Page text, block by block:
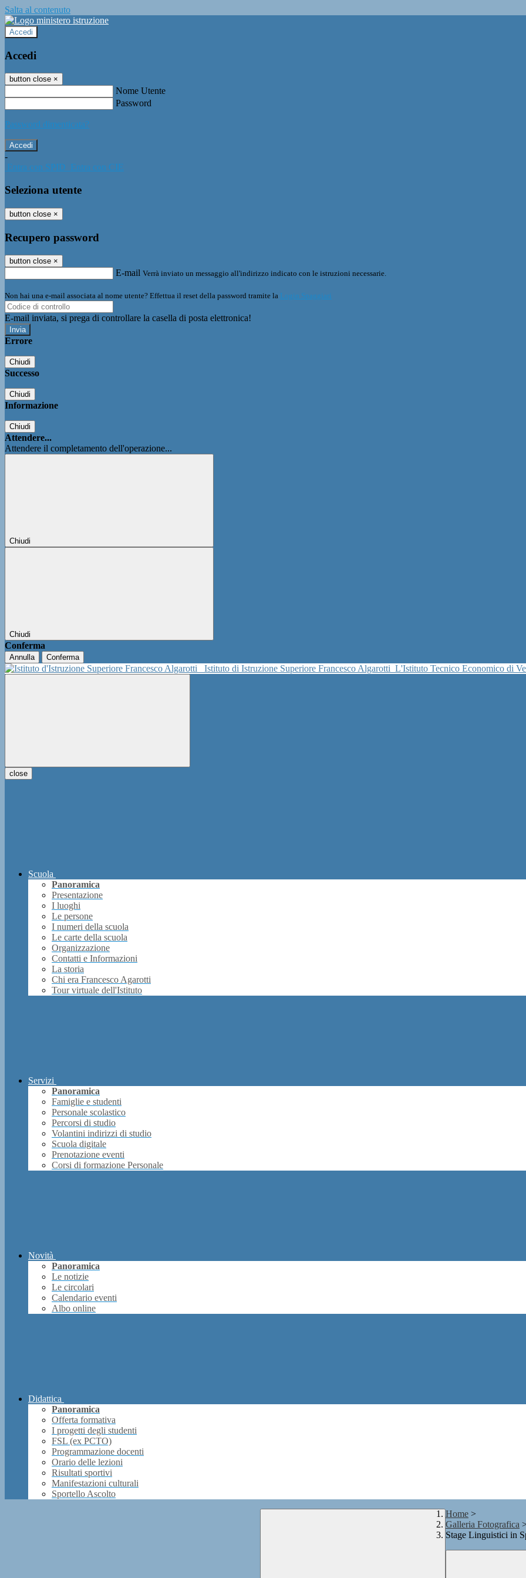
Salta al contenuto
Accedi
Accedi
button close ×
Nome Utente
Password
Password dimenticata?
-
Entra con SPID Entra con CIE
Seleziona utente
button close ×
Recupero password
button close ×
E-mail Verrà inviato un messaggio all'indirizzo indicato con le istruzioni necessarie.
Non hai una e-mail associata al nome utente? Effettua il reset della password tramite la Login Spaggiari
E-mail inviata, si prega di controllare la casella di posta elettronica!
Errore
Chiudi
Successo
Chiudi
Informazione
Chiudi
Attendere...
Attendere il completamento dell'operazione...
Chiudi
Chiudi
Conferma
Annulla Conferma
Istituto di Istruzione Superiore Francesco Algarotti L'Istituto Tecnico Economico di
close
Scuola
Panoramica
Presentazione
I luoghi
Le persone
I numeri della scuola
Le carte della scuola
Organizzazione
Contatti e Informazioni
La storia
Chi era Francesco Agarotti
Tour virtuale dell'Istituto
Servizi
Panoramica
Famiglie e studenti
Personale scolastico
Percorsi di studio
Volantini indirizzi di studio
Scuola digitale
Prenotazione eventi
Corsi di formazione Personale
Novità
Panoramica
Le notizie
Le circolari
Calendario eventi
Albo online
Didattica
Panoramica
Offerta formativa
I progetti degli studenti
FSL (ex PCTO)
Programmazione docenti
Orario delle lezioni
Risultati sportivi
Manifestazioni culturali
Sportello Ascolto
Home >
Galleria Fotografica
Stage Linguistici in